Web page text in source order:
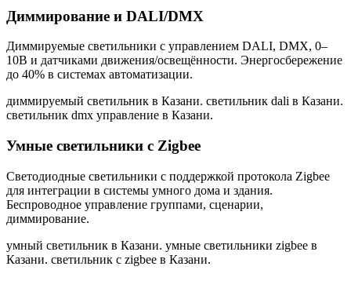
Диммирование и DALI/DMX
Диммируемые светильники с управлением DALI, DMX, 0–
10В и датчиками движения/освещённости. Энергосбережение
до 40% в системах автоматизации.
диммируемый светильник в Казани. светильник dali в Казани.
светильник dmx управление в Казани.
Умные светильники с Zigbee
Светодиодные светильники с поддержкой протокола Zigbee
для интеграции в системы умного дома и здания.
Беспроводное управление группами, сценарии,
диммирование.
умный светильник в Казани. умные светильники zigbee в
Казани. светильник с zigbee в Казани.